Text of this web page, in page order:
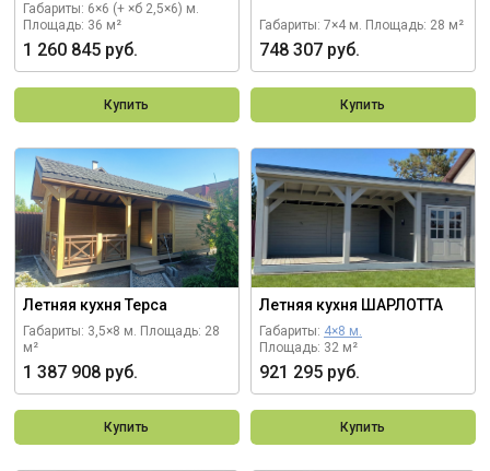
Габариты: 6×6 (+ ×б 2,5×6) м.
Площадь: 36 м²
1 260 845 руб.
Купить
Габариты: 7×4 м. Площадь: 28 м²
748 307 руб.
Купить
Летняя кухня Терса
Габариты: 3,5×8 м. Площадь: 28
м²
1 387 908 руб.
Купить
Летняя кухня ШАРЛОТТА
Габариты: 4×8 м.
Площадь: 32 м²
921 295 руб.
Купить